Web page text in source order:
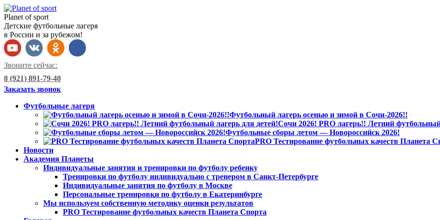
Planet of sport
Детские футбольные лагеря
в России и за рубежом!
Звоните сейчас:
8 (921) 891-79-40
Заказать звонок
Футбольные лагеря
Футбольный лагерь осенью и зимой в Сочи-2026!!
Сочи 2026! PRO лагерь!! Летний футбольный
Футбольные сборы летом — Новороссийск 2026!
PRO Тестирование футбольных качеств Планета
Новости
Академия Планеты
Индивидуальные занятия и тренировки по футболу ребенку
Тренировки по футболу индивидуально с тренером в Санкт-Петербурге
Индивидуальные занятия по футболу в Москве
Персональные тренировки по футболу в Екатеринбурге
Мы используем собственную методику оценки результатов
PRO Тестирование футбольных качеств Планета Спорта